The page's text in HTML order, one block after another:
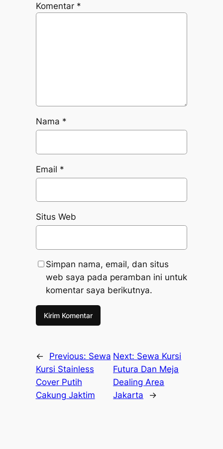
Komentar *
Nama *
Email *
Situs Web
Simpan nama, email, dan situs
web saya pada peramban ini untuk
komentar saya berikutnya.
← Previous: Sewa
Kursi Stainless
Cover Putih
Cakung Jaktim
Next: Sewa Kursi
Futura Dan Meja
Dealing Area
Jakarta
→